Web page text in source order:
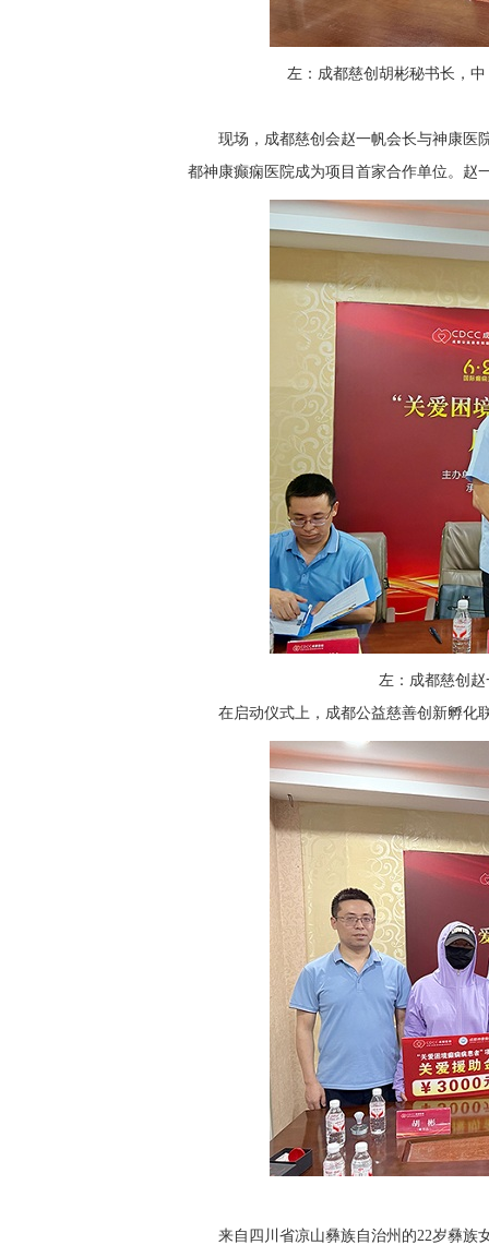
左：成都慈创胡彬秘书长，
现场，成都慈创会赵一帆会长与神康医
都神康癫痫医院成为项目首家合作单位。赵
左：成都慈创
在启动仪式上，成都公益慈善创新孵化
来自四川省凉山彝族自治州的22岁彝族